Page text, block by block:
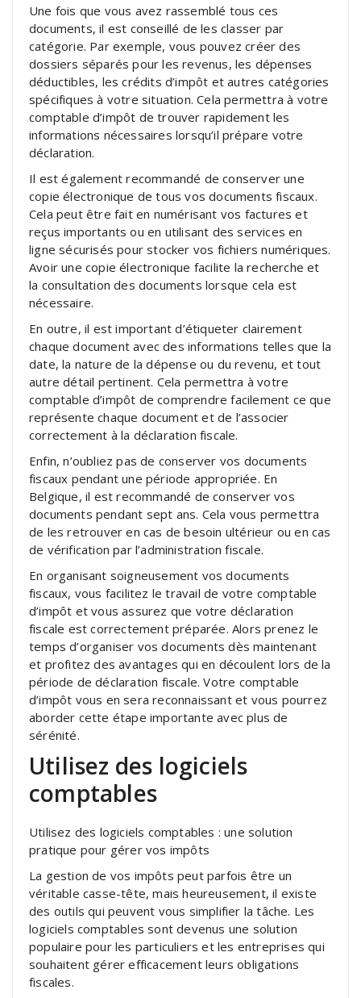
Une fois que vous avez rassemblé tous ces
documents, il est conseillé de les classer par
catégorie. Par exemple, vous pouvez créer des
dossiers séparés pour les revenus, les dépenses
déductibles, les crédits d’impôt et autres catégories
spécifiques à votre situation. Cela permettra à votre
comptable d’impôt de trouver rapidement les
informations nécessaires lorsqu’il prépare votre
déclaration.
Il est également recommandé de conserver une
copie électronique de tous vos documents fiscaux.
Cela peut être fait en numérisant vos factures et
reçus importants ou en utilisant des services en
ligne sécurisés pour stocker vos fichiers numériques.
Avoir une copie électronique facilite la recherche et
la consultation des documents lorsque cela est
nécessaire.
En outre, il est important d’étiqueter clairement
chaque document avec des informations telles que la
date, la nature de la dépense ou du revenu, et tout
autre détail pertinent. Cela permettra à votre
comptable d’impôt de comprendre facilement ce que
représente chaque document et de l’associer
correctement à la déclaration fiscale.
Enfin, n’oubliez pas de conserver vos documents
fiscaux pendant une période appropriée. En
Belgique, il est recommandé de conserver vos
documents pendant sept ans. Cela vous permettra
de les retrouver en cas de besoin ultérieur ou en cas
de vérification par l’administration fiscale.
En organisant soigneusement vos documents
fiscaux, vous facilitez le travail de votre comptable
d’impôt et vous assurez que votre déclaration
fiscale est correctement préparée. Alors prenez le
temps d’organiser vos documents dès maintenant
et profitez des avantages qui en découlent lors de la
période de déclaration fiscale. Votre comptable
d’impôt vous en sera reconnaissant et vous pourrez
aborder cette étape importante avec plus de
sérénité.
Utilisez des logiciels
comptables
Utilisez des logiciels comptables : une solution
pratique pour gérer vos impôts
La gestion de vos impôts peut parfois être un
véritable casse-tête, mais heureusement, il existe
des outils qui peuvent vous simplifier la tâche. Les
logiciels comptables sont devenus une solution
populaire pour les particuliers et les entreprises qui
souhaitent gérer efficacement leurs obligations
fiscales.